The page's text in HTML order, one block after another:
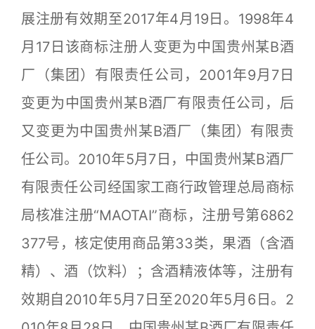
展注册有效期至2017年4月19日。1998年4
月17日该商标注册人变更为中国贵州某B酒
厂（集团）有限责任公司，2001年9月7日
变更为中国贵州某B酒厂有限责任公司，后
又变更为中国贵州某B酒厂（集团）有限责
任公司。2010年5月7日，中国贵州某B酒厂
有限责任公司经国家工商行政管理总局商标
局核准注册“MAOTAI”商标，注册号第6862
377号，核定使用商品第33类，果酒（含酒
精）、酒（饮料）；含酒精液体等，注册有
效期自2010年5月7日至2020年5月6日。2